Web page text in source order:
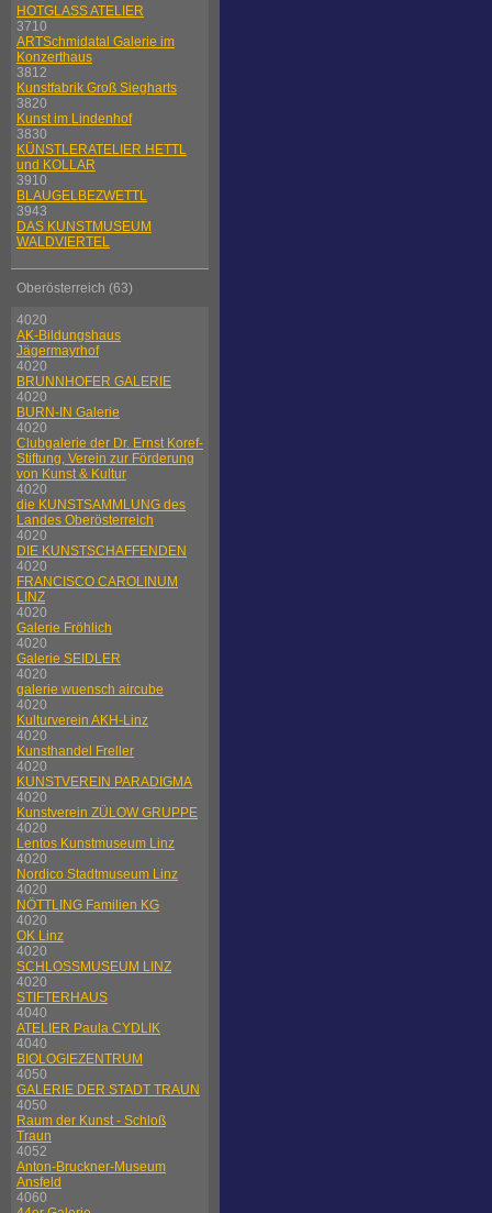
HOTGLASS ATELIER
3710
ARTSchmidatal Galerie im
Konzerthaus
3812
Kunstfabrik Groß Siegharts
3820
Kunst im Lindenhof
3830
KÜNSTLERATELIER HETTL
und KOLLAR
3910
BLAUGELBEZWETTL
3943
DAS KUNSTMUSEUM
WALDVIERTEL
Oberösterreich (63)
4020
AK-Bildungshaus
Jägermayrhof
4020
BRUNNHOFER GALERIE
4020
BURN-IN Galerie
4020
Clubgalerie der Dr. Ernst Koref-
Stiftung, Verein zur Förderung
von Kunst & Kultur
4020
die KUNSTSAMMLUNG des
Landes Oberösterreich
4020
DIE KUNSTSCHAFFENDEN
4020
FRANCISCO CAROLINUM
LINZ
4020
Galerie Fröhlich
4020
Galerie SEIDLER
4020
galerie wuensch aircube
4020
Kulturverein AKH-Linz
4020
Kunsthandel Freller
4020
KUNSTVEREIN PARADIGMA
4020
Kunstverein ZÜLOW GRUPPE
4020
Lentos Kunstmuseum Linz
4020
Nordico Stadtmuseum Linz
4020
NÖTTLING Familien KG
4020
OK Linz
4020
SCHLOSSMUSEUM LINZ
4020
STIFTERHAUS
4040
ATELIER Paula CYDLIK
4040
BIOLOGIEZENTRUM
4050
GALERIE DER STADT TRAUN
4050
Raum der Kunst - Schloß
Traun
4052
Anton-Bruckner-Museum
Ansfeld
4060